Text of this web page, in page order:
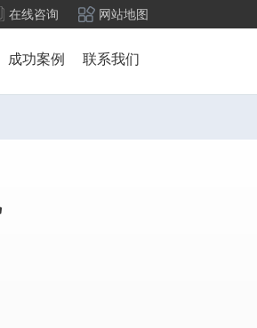
在线咨询 网站地图
成功案例 联系我们